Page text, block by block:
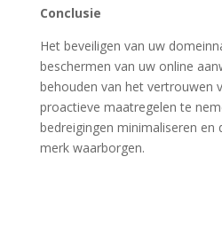
Conclusie
Het beveiligen van uw
beschermen van uw online
behouden van het vertrouwen
proactieve maatregelen te
bedreigingen minimaliseren en
merk waarborgen.